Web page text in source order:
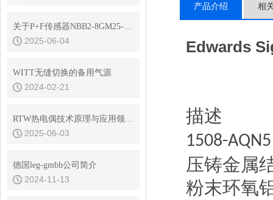
​关于P+F传感器NBB2-8GM25-E2-V1的使用和选型
2025-06-04
WITT无缝切换的备用气源
2024-02-21
RTW热电偶技术原理与应用领域解说
2025-06-03
德国leg-gmbh公司简介
2024-11-13
产品介绍 相
Edwards
描述
1508-
压铸金属
粉末环氧